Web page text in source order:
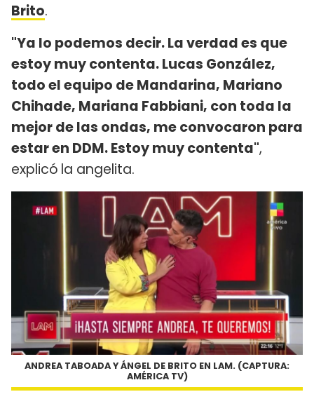
Brito.
"Ya lo podemos decir. La verdad es que
estoy muy contenta. Lucas González,
todo el equipo de Mandarina, Mariano
Chihade, Mariana Fabbiani, con toda la
mejor de las ondas, me convocaron para
estar en DDM. Estoy muy contenta",
explicó la angelita.
ANDREA TABOADA Y ÁNGEL DE BRITO EN LAM. (CAPTURA:
AMÉRICA TV)